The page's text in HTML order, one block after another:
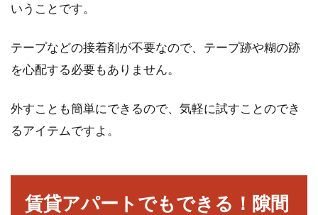
いうことです。
テープなどの接着剤が不要なので、テープ跡や糊の跡
を心配する必要もありません。
外すことも簡単にできるので、気軽に試すことのでき
るアイテムですよ。
賃貸アパートでもできる！隙間